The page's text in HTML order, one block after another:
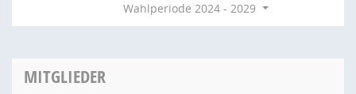
Wahlperiode 2024 - 2029
MITGLIEDER